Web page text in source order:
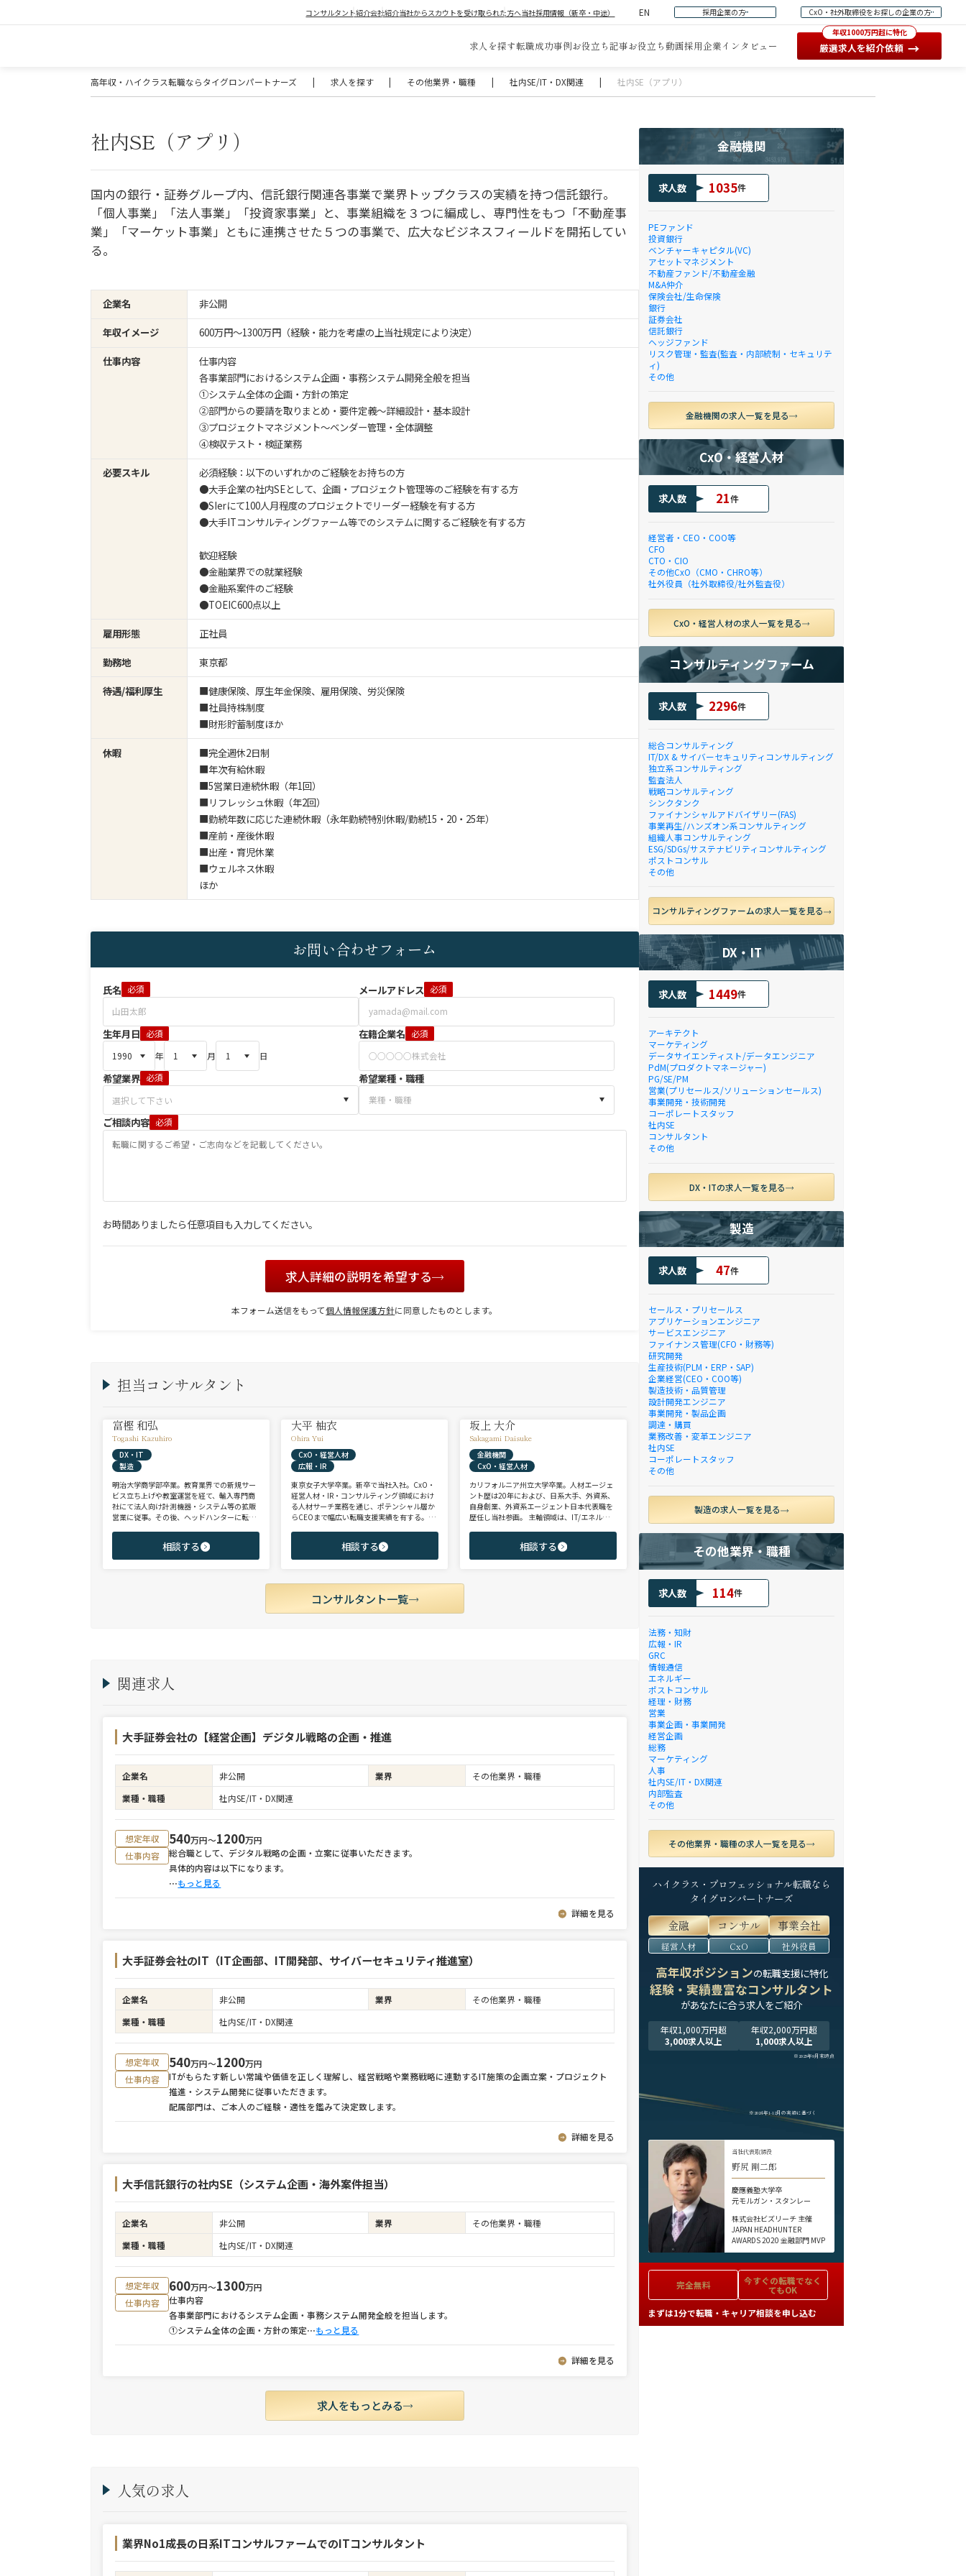
コンサルタント紹介会社紹介当社からスカウトを受け取られた方へ当社採用情報（新卒・中途） EN 採用企業の方 CxO・社外取締役をお探しの企業の方
求人を探す転職成功事例お役立ち記事お役立ち動画採用企業インタビュー
年収1000万円超に特化
厳選求人を紹介依頼 →
高年収・ハイクラス転職ならタイグロンパートナーズ | 求人を探す | その他業界・職種 | 社内SE/IT・DX関連 | 社内SE（アプリ）
社内SE（アプリ）
国内の銀行・証券グループ内、信託銀行関連各事業で業界トップクラスの実績を持つ信託銀行。
「個人事業」「法人事業」「投資家事業」と、事業組織を３つに編成し、専門性をもつ「不動産事
業」「マーケット事業」ともに連携させた５つの事業で、広大なビジネスフィールドを開拓してい
る。
企業名
非公開
年収イメージ
600万円〜1300万円（経験・能力を考慮の上当社規定により決定）
仕事内容
仕事内容
各事業部門におけるシステム企画・事務システム開発全般を担当
①システム全体の企画・方針の策定
②部門からの要請を取りまとめ・要件定義～詳細設計・基本設計
③プロジェクトマネジメント～ベンダー管理・全体調整
④検収テスト・検証業務
必要スキル
必須経験：以下のいずれかのご経験をお持ちの方
●大手企業の社内SEとして、企画・プロジェクト管理等のご経験を有する方
●SIerにて100人月程度のプロジェクトでリーダー経験を有する方
●大手ITコンサルティングファーム等でのシステムに関するご経験を有する方
歓迎経験
●金融業界での就業経験
●金融系案件のご経験
●TOEIC600点以上
雇用形態
正社員
勤務地
東京都
待遇/福利厚生
■健康保険、厚生年金保険、雇用保険、労災保険
■社員持株制度
■財形貯蓄制度ほか
休暇
■完全週休2日制
■年次有給休暇
■5営業日連続休暇（年1回）
■リフレッシュ休暇（年2回）
■勤続年数に応じた連続休暇（永年勤続特別休暇/勤続15・20・25年）
■産前・産後休暇
■出産・育児休業
■ウェルネス休暇
ほか
お問い合わせフォーム
氏名 必須 メールアドレス 必須
生年月日 必須
年
月 日
在籍企業名 必須
希望業界 必須 希望業種・職種
ご相談内容 必須
お時間ありましたら任意項目も入力してください。
求人詳細の説明を希望する
本フォーム送信をもって個人情報保護方針に同意したものとします。
担当コンサルタント
富樫 和弘
Togashi Kazuhiro
DX・IT
製造
明治大学商学部卒業。教育業界での新規サー
ビス立ち上げや教室運営を経て、輸入専門商
社にて法人向け計測機器・システム等の拡販
営業に従事。その後、ヘッドハンターに転身
て当社に参画。 製造全般/プラントエンジニ
アリング/物流/SIer/SaaSまで幅広い領域、職
相談する
大平 柚衣
Ohira Yui
CxO・経営人材
広報・IR
東京女子大学卒業。新卒で当社入社。CxO・
経営人材・IR・コンサルティング領域におけ
る人材サーチ業務を通じ、ポテンシャル層か
らCEOまで幅広い転職支援実績を有する。コ
領域を中心に担当。未経験・ポテンシャル層
からミドル・ハイクラス層まで、年代・職階
相談する
坂上 大介
Sakagami Daisuke
金融機関
CxO・経営人材
カリフォルニア州立大学卒業。人材エージェ
ント歴は20年におよび、日系大手、外資系、
自身創業、外資系エージェント日本代表職を
歴任し当社参画。 主軸領域は、IT/エネルギ
財務/リスク・コンプライアンス/CxO、等。
近年ご支援した求職者様の内定年収の中央値
相談する
コンサルタント一覧
関連求人
大手証券会社の【経営企画】デジタル戦略の企画・推進
企業名 非公開 業界
その他業界・職種
業種・職種
社内SE/IT・DX関連
想定年収 540万円〜1200万円
仕事内容
総合職として、デジタル戦略の企画・立案に従事いただきます。
具体的内容は以下になります。
⋯もっと見る
詳細を見る
大手証券会社のIT（IT企画部、IT開発部、サイバーセキュリティ推進室）
企業名 非公開 業界
その他業界・職種
業種・職種
社内SE/IT・DX関連
想定年収 540万円〜1200万円
仕事内容
ITがもらたす新しい常識や価値を正しく理解し、経営戦略や業務戦略に連動するIT施策の企画立案・プロジェクト
推進・システム開発に従事いただきます。
配属部門は、ご本人のご経験・適性を鑑みて決定致します。
詳細を見る
大手信託銀行の社内SE（システム企画・海外案件担当）
企業名 非公開 業界
その他業界・職種
業種・職種
社内SE/IT・DX関連
想定年収 600万円〜1300万円
仕事内容
仕事内容
各事業部門におけるシステム企画・事務システム開発全般を担当します。
①システム全体の企画・方針の策定⋯もっと見る
詳細を見る
求人をもっとみる
人気の求人
業界No1成長の日系ITコンサルファームでのITコンサルタント
金融機関
求人数 1035件
PEファンド
投資銀行
ベンチャーキャピタル(VC)
アセットマネジメント
不動産ファンド/不動産金融
M&A仲介
保険会社/生命保険
銀行
証券会社
信託銀行
ヘッジファンド
リスク管理・監査(監査・内部統制・セキュリテ
ィ)
その他
金融機関の求人一覧を見る
CxO・経営人材
求人数 21件
経営者・CEO・COO等
CFO
CTO・CIO
その他CxO（CMO・CHRO等）
社外役員（社外取締役/社外監査役）
CxO・経営人材の求人一覧を見る
コンサルティングファーム
求人数 2296件
総合コンサルティング
IT/DX & サイバーセキュリティコンサルティング
独立系コンサルティング
監査法人
戦略コンサルティング
シンクタンク
ファイナンシャルアドバイザリー(FAS)
事業再生/ハンズオン系コンサルティング
組織人事コンサルティング
ESG/SDGs/サステナビリティコンサルティング
ポストコンサル
その他
コンサルティングファームの求人一覧を見る
DX・IT
求人数 1449件
アーキテクト
マーケティング
データサイエンティスト/データエンジニア
PdM(プロダクトマネージャー)
PG/SE/PM
営業(プリセールス/ソリューションセールス)
事業開発・技術開発
コーポレートスタッフ
社内SE
コンサルタント
その他
DX・ITの求人一覧を見る
製造
求人数 47件
セールス・プリセールス
アプリケーションエンジニア
サービスエンジニア
ファイナンス管理(CFO・財務等)
研究開発
生産技術(PLM・ERP・SAP)
企業経営(CEO・COO等)
製造技術・品質管理
設計開発エンジニア
事業開発・製品企画
調達・購買
業務改善・変革エンジニア
社内SE
コーポレートスタッフ
その他
製造の求人一覧を見る
その他業界・職種
求人数 114件
法務・知財
広報・IR
GRC
情報通信
エネルギー
ポストコンサル
経理・財務
営業
事業企画・事業開発
経営企画
総務
マーケティング
人事
社内SE/IT・DX関連
内部監査
その他
その他業界・職種の求人一覧を見る
ハイクラス・プロフェッショナル転職なら
タイグロンパートナーズ
金融 コンサル 事業会社
経営人材 CxO 社外役員
高年収ポジションの転職支援に特化
経験・実績豊富なコンサルタント
があなたに合う求人をご紹介
年収1,000万円超
3,000求人以上
年収2,000万円超
1,000求人以上
※2025年9月末時点
※2024年1-12月の実績に基づく
当社代表取締役
野尻 剛二郎
慶應義塾大学卒
元モルガン・スタンレー
株式会社ビズリーチ 主催
JAPAN HEADHUNTER
AWARDS 2020 金融部門 MVP
完全無料 今すぐの転職でなく
てもOK
まずは1分で転職・キャリア相談を申し込む